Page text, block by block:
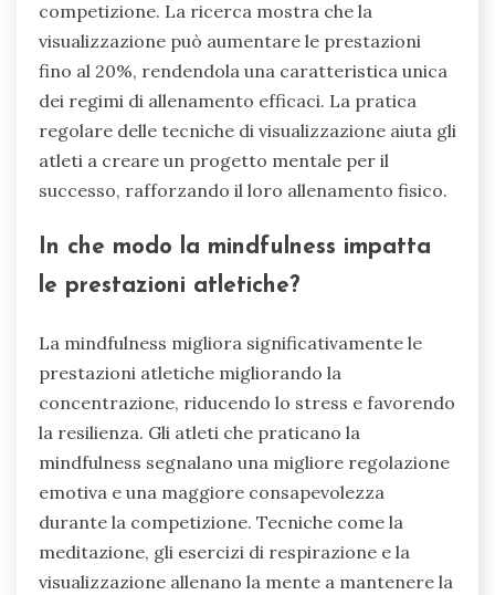
competizione. La ricerca mostra che la
visualizzazione può aumentare le prestazioni
fino al 20%, rendendola una caratteristica unica
dei regimi di allenamento efficaci. La pratica
regolare delle tecniche di visualizzazione aiuta gli
atleti a creare un progetto mentale per il
successo, rafforzando il loro allenamento fisico.
In che modo la mindfulness impatta
le prestazioni atletiche?
La mindfulness migliora significativamente le
prestazioni atletiche migliorando la
concentrazione, riducendo lo stress e favorendo
la resilienza. Gli atleti che praticano la
mindfulness segnalano una migliore regolazione
emotiva e una maggiore consapevolezza
durante la competizione. Tecniche come la
meditazione, gli esercizi di respirazione e la
visualizzazione allenano la mente a mantenere la